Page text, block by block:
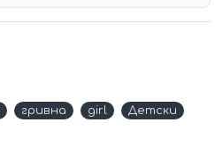
гривна girl
Детски